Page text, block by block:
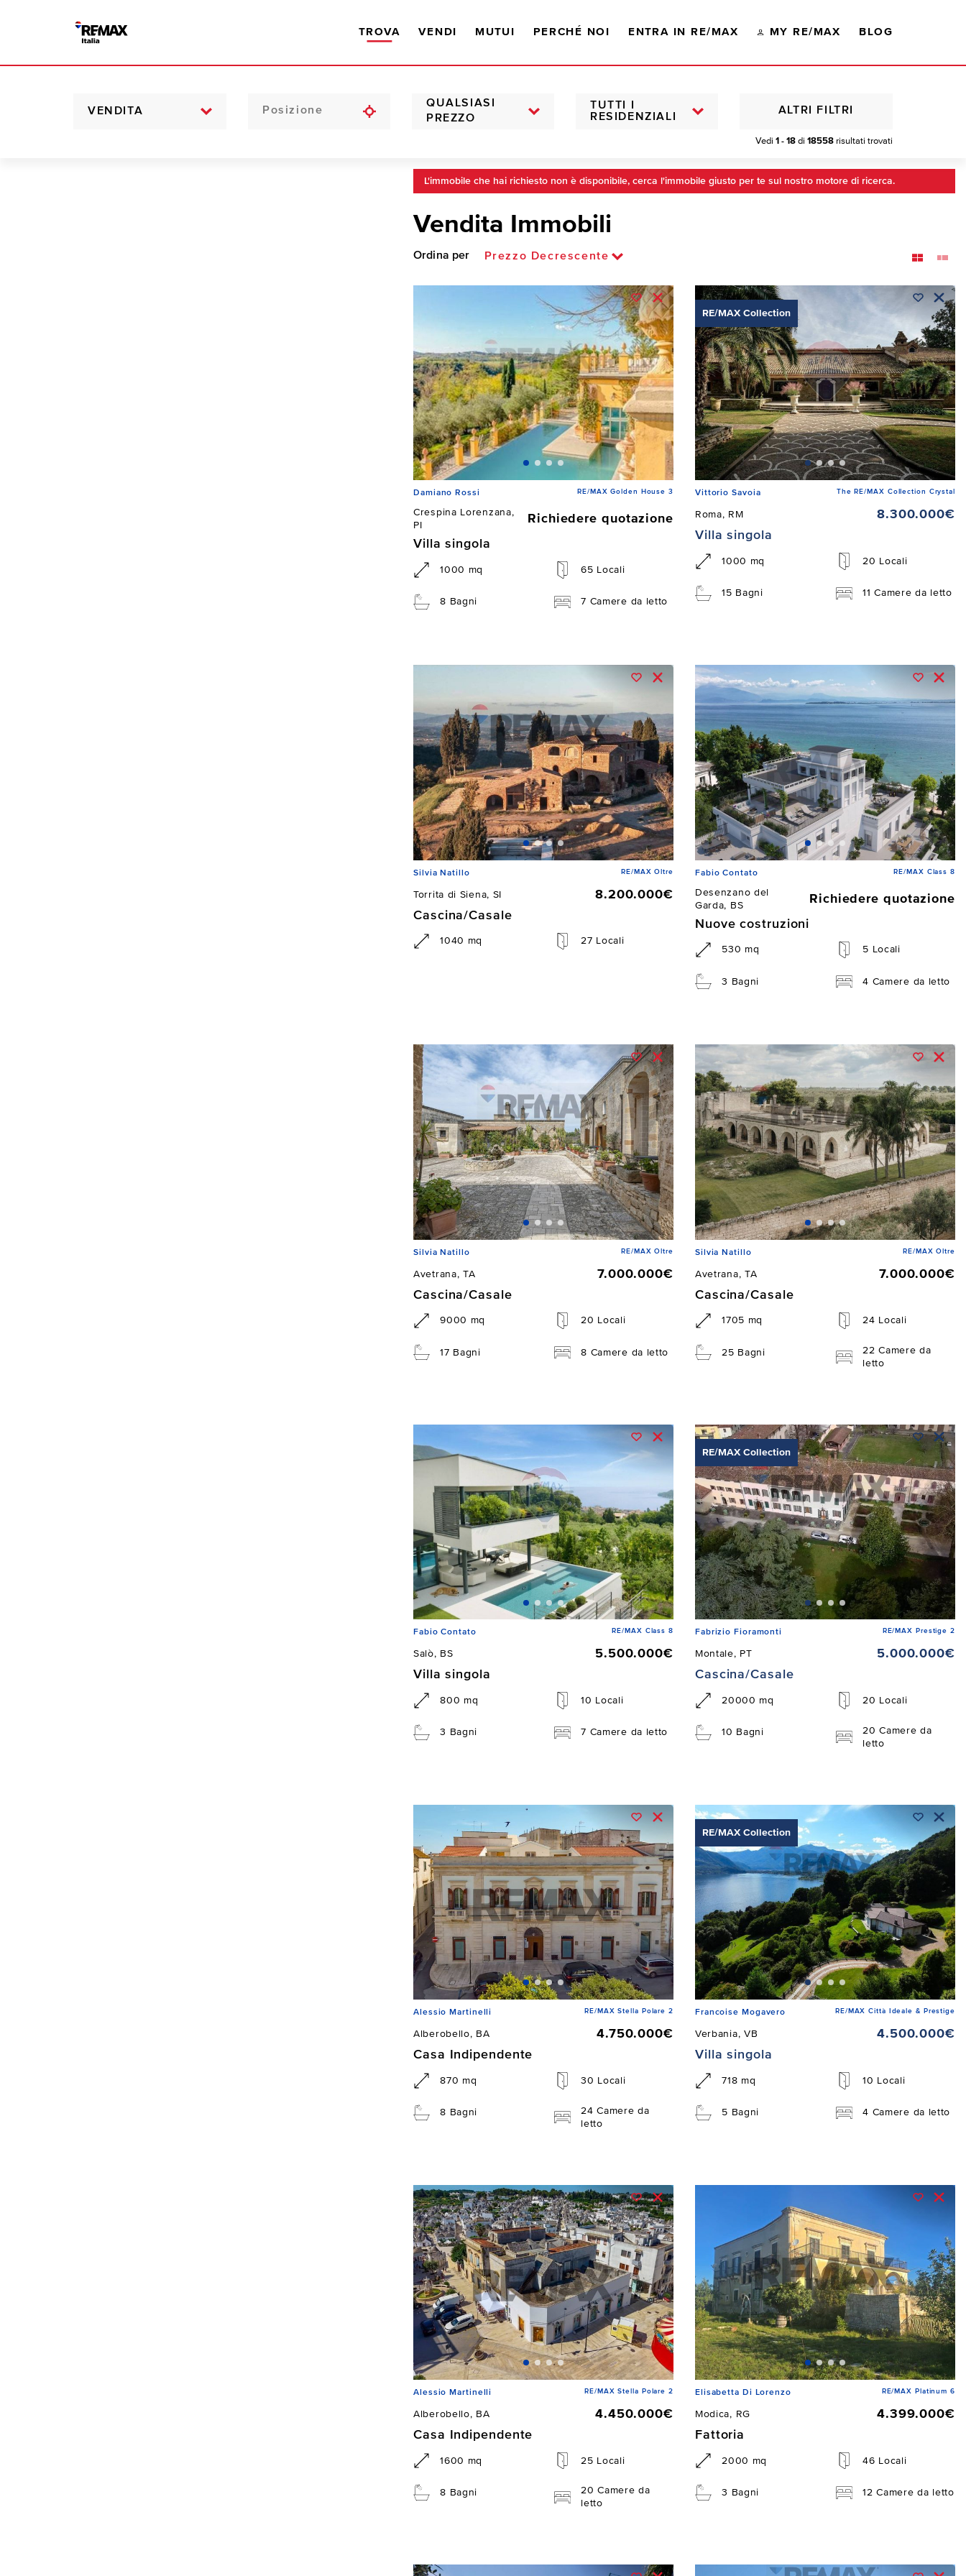
TROVA VENDI MUTUI PERCHÉ NOI ENTRA IN RE/MAX MY RE/MAX BLOG
VENDITA
QUALSIASI
PREZZO
TUTTI I
RESIDENZIALI
Vedi 1 - 18 di 18558 risultati trovati
ALTRI FILTRI
L'immobile che hai richiesto non è disponibile, cerca l'immobile giusto per te sul nostro motore di ricerca.
Vendita Immobili
Ordina per Prezzo Decrescente
Damiano Rossi RE/MAX Golden House 3
Crespina Lorenzana,
PI
Richiedere quotazione
Villa singola
1000 mq 65 Locali
8 Bagni 7 Camere da letto
RE/MAX Collection
Vittorio Savoia The RE/MAX Collection Crystal
Roma, RM
8.300.000€
Villa singola
1000 mq 20 Locali
15 Bagni 11 Camere da letto
Silvia Natillo RE/MAX Oltre
Torrita di Siena, SI
8.200.000€
Cascina/Casale
1040 mq 27 Locali
Fabio Contato RE/MAX Class 8
Desenzano del
Garda, BS
Richiedere quotazione
Nuove costruzioni
530 mq 5 Locali
3 Bagni 4 Camere da letto
Silvia Natillo RE/MAX Oltre
Avetrana, TA
7.000.000€
Cascina/Casale
9000 mq 20 Locali
17 Bagni 8 Camere da letto
Silvia Natillo RE/MAX Oltre
Avetrana, TA
7.000.000€
Cascina/Casale
1705 mq 24 Locali
25 Bagni
22 Camere da
letto
Fabio Contato RE/MAX Class 8
Salò, BS
5.500.000€
Villa singola
800 mq 10 Locali
3 Bagni 7 Camere da letto
RE/MAX Collection
Fabrizio Fioramonti RE/MAX Prestige 2
Montale, PT
5.000.000€
Cascina/Casale
20000 mq 20 Locali
10 Bagni
20 Camere da
letto
Alessio Martinelli RE/MAX Stella Polare 2
Alberobello, BA
4.750.000€
Casa Indipendente
870 mq 30 Locali
8 Bagni
24 Camere da
letto
RE/MAX Collection
Francoise Mogavero RE/MAX Città Ideale & Prestige
Verbania, VB
4.500.000€
Villa singola
718 mq 10 Locali
5 Bagni 4 Camere da letto
Alessio Martinelli RE/MAX Stella Polare 2
Alberobello, BA
4.450.000€
Casa Indipendente
1600 mq 25 Locali
8 Bagni
20 Camere da
letto
Elisabetta Di Lorenzo RE/MAX Platinum 6
Modica, RG
4.399.000€
Fattoria
2000 mq 46 Locali
3 Bagni 12 Camere da letto